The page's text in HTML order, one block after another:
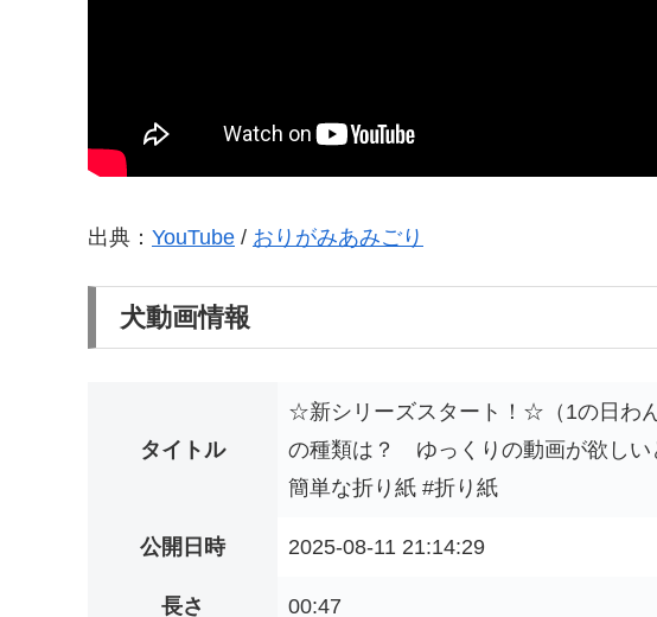
出典： YouTube / おりがみあみごり
犬動画情報
タイトル
☆新シリーズスタート！☆（1の日わ
の種類は？ ゆっくりの動画が欲しい
簡単な折り紙 #折り紙
公開日時 2025-08-11 21:14:29
長さ 00:47